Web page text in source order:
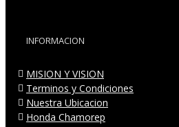
INFORMACION
MISION Y VISION
Terminos y Condiciones
Nuestra Ubicacion
Honda Chamorep